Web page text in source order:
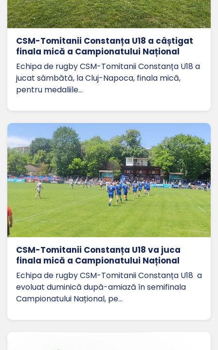
CSM-Tomitanii Constanța U18 a câștigat
finala mică a Campionatului Național
Echipa de rugby CSM-Tomitanii Constanța U18 a
jucat sâmbătă, la Cluj-Napoca, finala mică,
pentru medaliile…
CSM-Tomitanii Constanța U18 va juca
finala mică a Campionatului Național
Echipa de rugby CSM-Tomitanii Constanța U18 a
evoluat duminică după-amiază în semifinala
Campionatului Național, pe…